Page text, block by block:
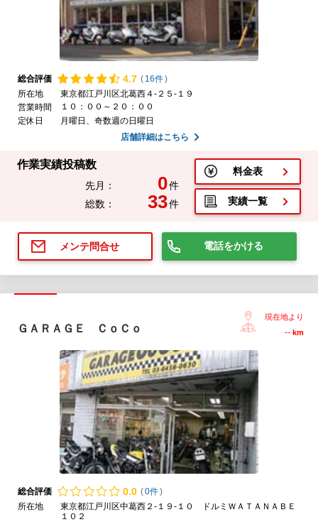
総合評価 4.7 ( 16件)
所在地
東京都江戸川区北葛西４-２５-１９
営業時間
１０：００～２０：００
定休日
月曜日、奇数週の日曜日
店舗詳細はこちら
作業実績投稿数
先月： 0件
総数：
33件
料金表
実績一覧
メンテ問合せ 電話をかける
ＧＡＲＡＧＥ ＣｏＣｏ
現在地より
-- km
総合評価 0.0 (0件)
所在地
東京都江戸川区中葛西２-１９-１０ ドルミＷＡＴＡＮＡＢＥ
１０２